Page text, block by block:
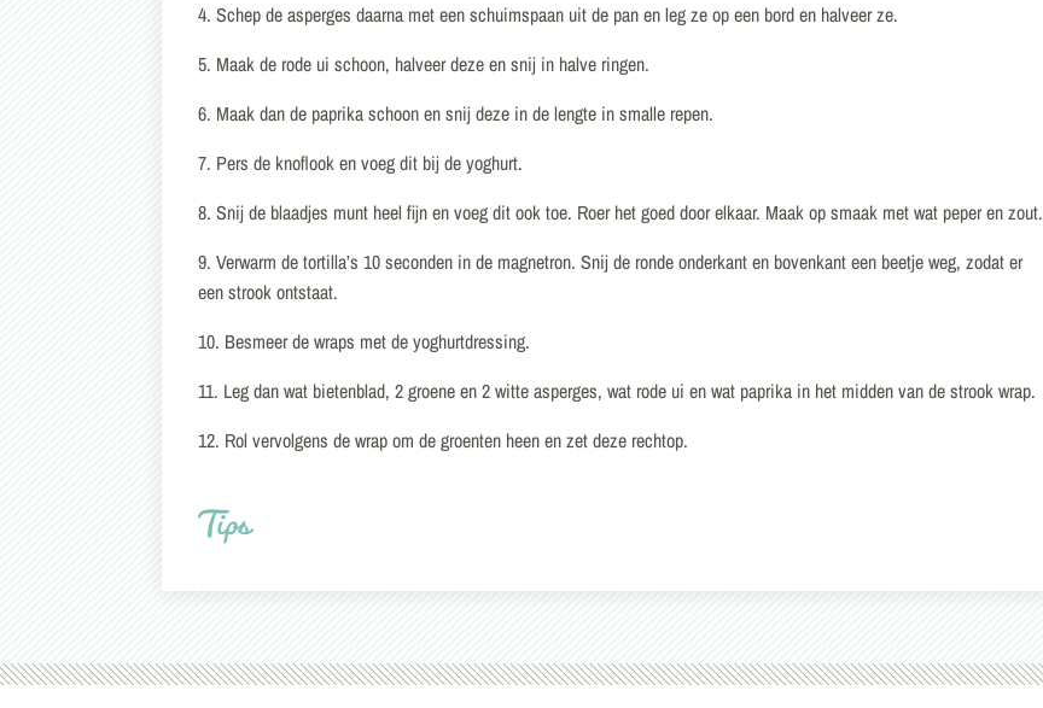
4. Schep de asperges daarna met een schuimspaan uit de pan en leg ze op een bord en halveer ze.
5. Maak de rode ui schoon, halveer deze en snij in halve ringen.
6. Maak dan de paprika schoon en snij deze in de lengte in smalle repen.
7. Pers de knoflook en voeg dit bij de yoghurt.
8. Snij de blaadjes munt heel fijn en voeg dit ook toe. Roer het goed door elkaar. Maak op smaak met wat peper en zout.
9. Verwarm de tortilla’s 10 seconden in de magnetron. Snij de ronde onderkant en bovenkant een beetje weg, zodat er
een strook ontstaat.
10. Besmeer de wraps met de yoghurtdressing.
11. Leg dan wat bietenblad, 2 groene en 2 witte asperges, wat rode ui en wat paprika in het midden van de strook wrap.
12. Rol vervolgens de wrap om de groenten heen en zet deze rechtop.
Tips